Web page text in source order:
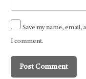
Save my name, email,
I comment.